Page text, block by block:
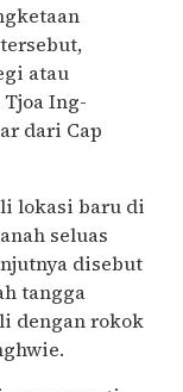
atau
Ing-
dari Cap
lokasi baru di
seluas
disebut
tangga
dengan rokok